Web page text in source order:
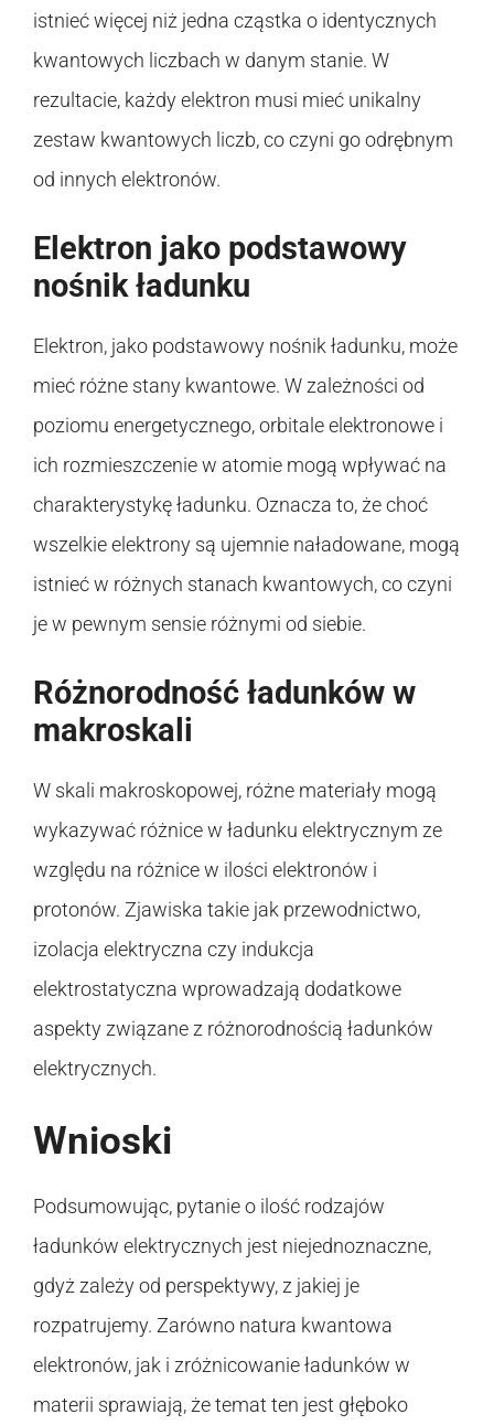
istnieć więcej niż jedna cząstka o identycznych
kwantowych liczbach w danym stanie. W
rezultacie, każdy elektron musi mieć unikalny
zestaw kwantowych liczb, co czyni go odrębnym
od innych elektronów.
Elektron jako podstawowy
nośnik ładunku
Elektron, jako podstawowy nośnik ładunku, może
mieć różne stany kwantowe. W zależności od
poziomu energetycznego, orbitale elektronowe i
ich rozmieszczenie w atomie mogą wpływać na
charakterystykę ładunku. Oznacza to, że choć
wszelkie elektrony są ujemnie naładowane, mogą
istnieć w różnych stanach kwantowych, co czyni
je w pewnym sensie różnymi od siebie.
Różnorodność ładunków w
makroskali
W skali makroskopowej, różne materiały mogą
wykazywać różnice w ładunku elektrycznym ze
względu na różnice w ilości elektronów i
protonów. Zjawiska takie jak przewodnictwo,
izolacja elektryczna czy indukcja
elektrostatyczna wprowadzają dodatkowe
aspekty związane z różnorodnością ładunków
elektrycznych.
Wnioski
Podsumowując, pytanie o ilość rodzajów
ładunków elektrycznych jest niejednoznaczne,
gdyż zależy od perspektywy, z jakiej je
rozpatrujemy. Zarówno natura kwantowa
elektronów, jak i zróżnicowanie ładunków w
materii sprawiają, że temat ten jest głęboko